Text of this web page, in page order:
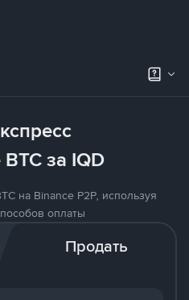
за IQD
на Binance P2P, используя
оплаты
Продать